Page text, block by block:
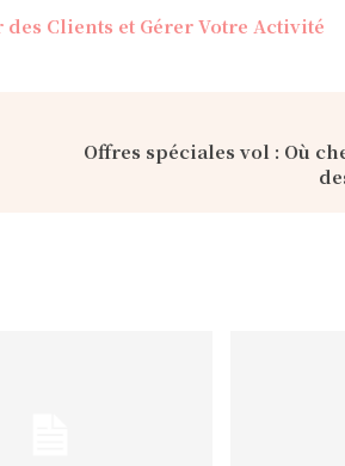
Clients et Gérer Votre Activité
Offres spéciales vol : Où